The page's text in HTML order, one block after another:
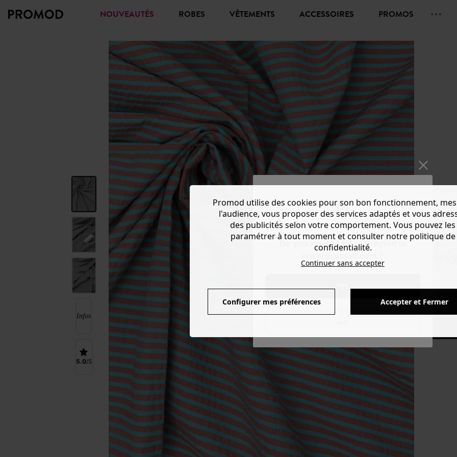
Do you want to be redirected to
NOUVEAUTÉS ROBES VÊTEMENTS ACCESSOIRES PROMOS
Infos
5.0
CHF
Couleur :
Promod utilise des cookies pour son bon fonctionnement,
l'audience, vous proposer des services adaptés et vous
des publicités selon votre comportement. Vous pouvez les
paramétrer à tout moment et consulter notre politique de
confidentialité.
Continuer sans accepter
Configurer mes préférences Accepter et Fermer